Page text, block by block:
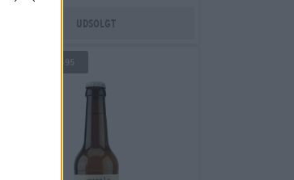
Udsolgt
Untappd: 3,695